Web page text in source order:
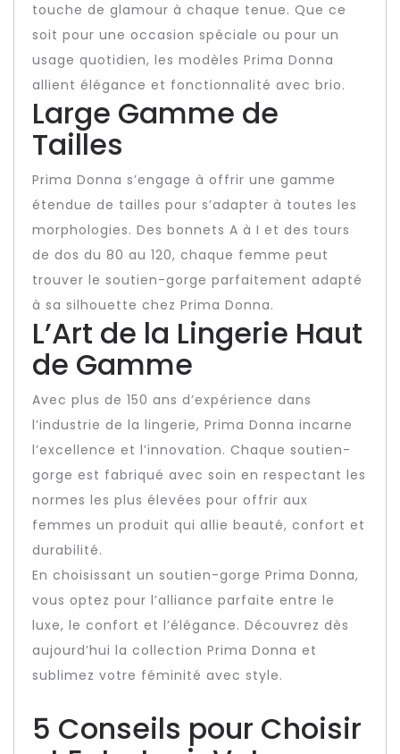
touche de glamour à chaque tenue. Que ce
soit pour une occasion spéciale ou pour un
usage quotidien, les modèles Prima Donna
allient élégance et fonctionnalité avec brio.
Large Gamme de
Tailles
Prima Donna s’engage à offrir une gamme
étendue de tailles pour s’adapter à toutes les
morphologies. Des bonnets A à I et des tours
de dos du 80 au 120, chaque femme peut
trouver le soutien-gorge parfaitement adapté
à sa silhouette chez Prima Donna.
L’Art de la Lingerie Haut
de Gamme
Avec plus de 150 ans d’expérience dans
l’industrie de la lingerie, Prima Donna incarne
l’excellence et l’innovation. Chaque soutien-
gorge est fabriqué avec soin en respectant les
normes les plus élevées pour offrir aux
femmes un produit qui allie beauté, confort et
durabilité.
En choisissant un soutien-gorge Prima Donna,
vous optez pour l’alliance parfaite entre le
luxe, le confort et l’élégance. Découvrez dès
aujourd’hui la collection Prima Donna et
sublimez votre féminité avec style.
5 Conseils pour Choisir